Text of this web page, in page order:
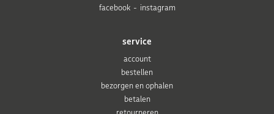
service
account
bestellen
bezorgen en ophalen
betalen
facebook
instagram